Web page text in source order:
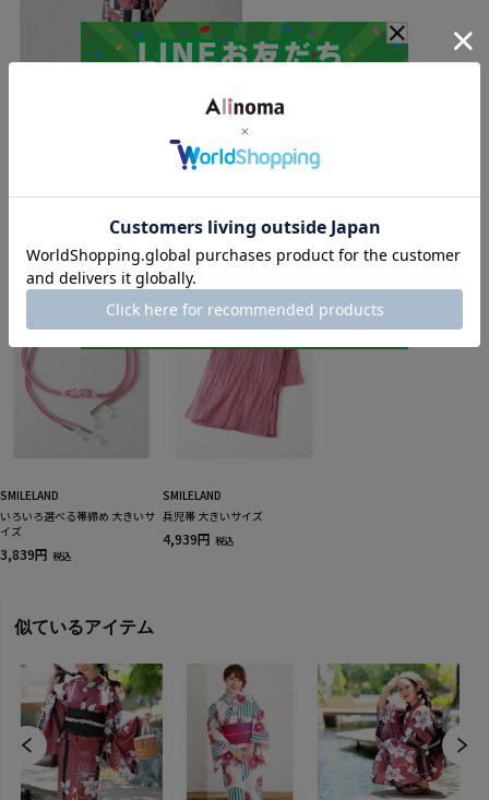
関連商品
SMILELAND
いろいろ選べる帯締め 大きいサ
イズ
3,839円 税込
SMILELAND
兵児帯 大きいサイズ
4,939円 税込